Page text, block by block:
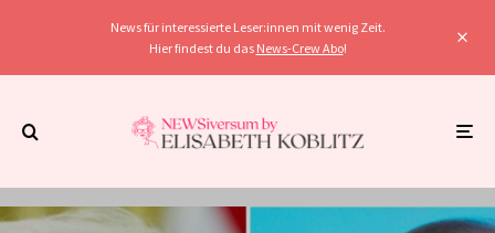
News für interessierte Leser:innen mit wenig Zeit.
Hier findest du das News-Crew Abo!